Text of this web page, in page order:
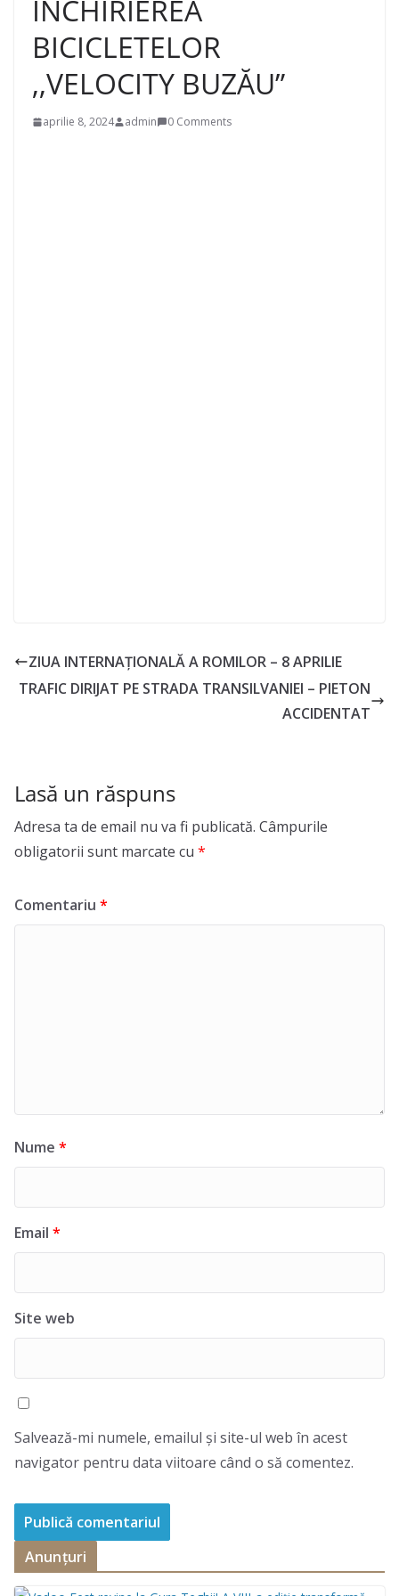
ÎNCHIRIEREA
BICICLETELOR
,,VELOCITY BUZĂU”
aprilie 8, 2024 admin 0 Comments
ZIUA INTERNAȚIONALĂ A ROMILOR – 8 APRILIE
TRAFIC DIRIJAT PE STRADA TRANSILVANIEI – PIETON
ACCIDENTAT
Lasă un răspuns
Adresa ta de email nu va fi publicată. Câmpurile
obligatorii sunt marcate cu *
Comentariu *
Nume *
Email *
Site web
Salvează-mi numele, emailul și site-ul web în acest
navigator pentru data viitoare când o să comentez.
Anunțuri